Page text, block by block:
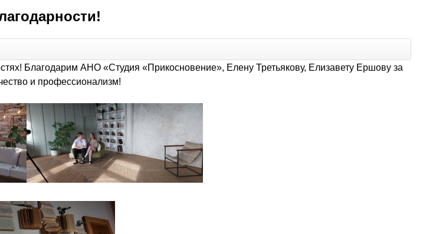
Благодарим АНО «Студия «Прикосновение», Елену Третьякову, Елизавету Ершову за
и профессионализм!